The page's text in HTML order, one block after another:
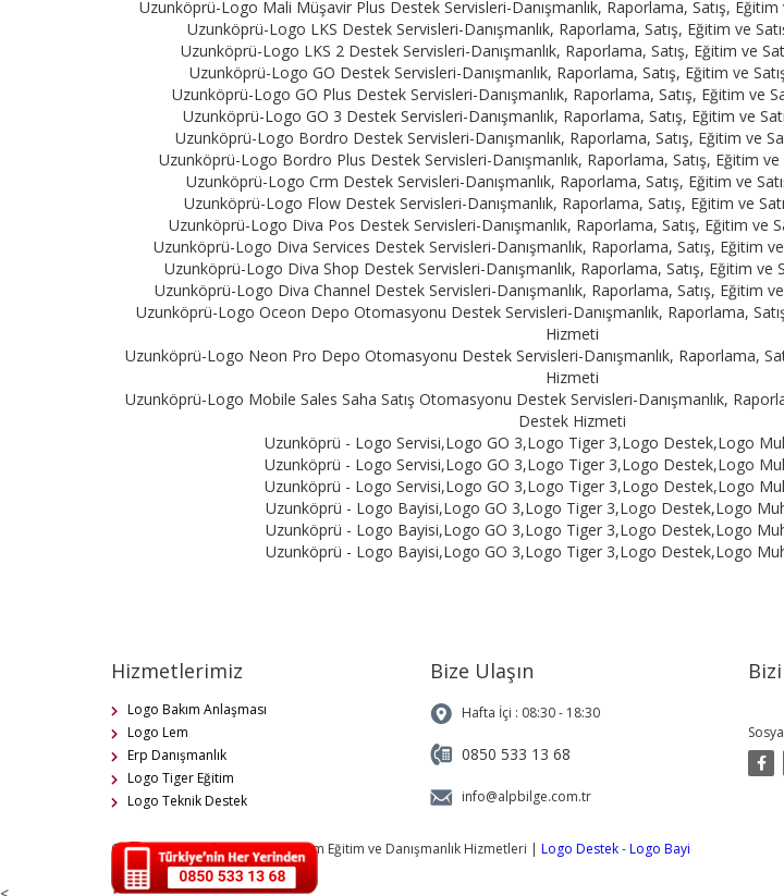
Uzunköprü-Logo Mali Müşavir Plus Destek Servisleri-Danışmanlık, Raporlama, Satış, Eğitim
Uzunköprü-Logo LKS Destek Servisleri-Danışmanlık, Raporlama, Satış, Eğitim ve
Uzunköprü-Logo LKS 2 Destek Servisleri-Danışmanlık, Raporlama, Satış, Eğitim ve
Uzunköprü-Logo GO Destek Servisleri-Danışmanlık, Raporlama, Satış, Eğitim ve
Uzunköprü-Logo GO Plus Destek Servisleri-Danışmanlık, Raporlama, Satış, Eğitim ve
Uzunköprü-Logo GO 3 Destek Servisleri-Danışmanlık, Raporlama, Satış, Eğitim ve
Uzunköprü-Logo Bordro Destek Servisleri-Danışmanlık, Raporlama, Satış, Eğitim ve
Uzunköprü-Logo Bordro Plus Destek Servisleri-Danışmanlık, Raporlama, Satış, Eğitim ve
Uzunköprü-Logo Crm Destek Servisleri-Danışmanlık, Raporlama, Satış, Eğitim ve
Uzunköprü-Logo Flow Destek Servisleri-Danışmanlık, Raporlama, Satış, Eğitim ve
Uzunköprü-Logo Diva Pos Destek Servisleri-Danışmanlık, Raporlama, Satış, Eğitim ve
Uzunköprü-Logo Diva Services Destek Servisleri-Danışmanlık, Raporlama, Satış, Eğitim
Uzunköprü-Logo Diva Shop Destek Servisleri-Danışmanlık, Raporlama, Satış, Eğitim ve
Uzunköprü-Logo Diva Channel Destek Servisleri-Danışmanlık, Raporlama, Satış, Eğitim
Uzunköprü-Logo Oceon Depo Otomasyonu Destek Servisleri-Danışmanlık, Raporlama,
Hizmeti
Uzunköprü-Logo Neon Pro Depo Otomasyonu Destek Servisleri-Danışmanlık, Raporlama,
Hizmeti
Uzunköprü-Logo Mobile Sales Saha Satış Otomasyonu Destek Servisleri-Danışmanlık,
Destek Hizmeti
Uzunköprü - Logo Servisi,Logo GO 3,Logo Tiger 3,Logo Destek,Logo
Uzunköprü - Logo Servisi,Logo GO 3,Logo Tiger 3,Logo Destek,Logo
Uzunköprü - Logo Servisi,Logo GO 3,Logo Tiger 3,Logo Destek,Logo
Uzunköprü - Logo Bayisi,Logo GO 3,Logo Tiger 3,Logo Destek,Logo
Uzunköprü - Logo Bayisi,Logo GO 3,Logo Tiger 3,Logo Destek,Logo
Uzunköprü - Logo Bayisi,Logo GO 3,Logo Tiger 3,Logo Destek,Logo
Hizmetlerimiz
Logo Bakım Anlaşması
Logo Lem
Erp Danışmanlık
Logo Tiger Eğitim
Logo Teknik Destek
Bize Ulaşın
Hafta İçi : 08:30 - 18:30
0850 533 13 68
info@alpbilge.com.tr
Copyright 2019 © Alp Bilge Yazılım Eğitim ve Danışmanlık Hizmetleri | Logo Destek-Logo Bayi